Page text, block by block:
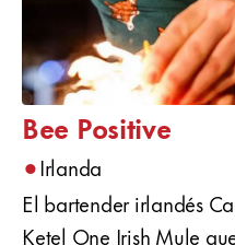
Bee Positive
•Irlanda
El bartender irlandés
Ketel One Irish Mule